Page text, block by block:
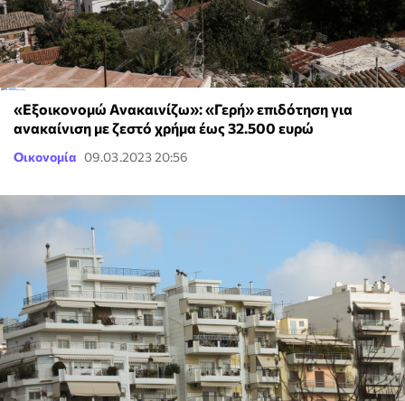
«Εξοικονομώ Ανακαινίζω»: «Γερή» επιδότηση για
ανακαίνιση με ζεστό χρήμα έως 32.500 ευρώ
Οικονομία 09.03.2023 20:56